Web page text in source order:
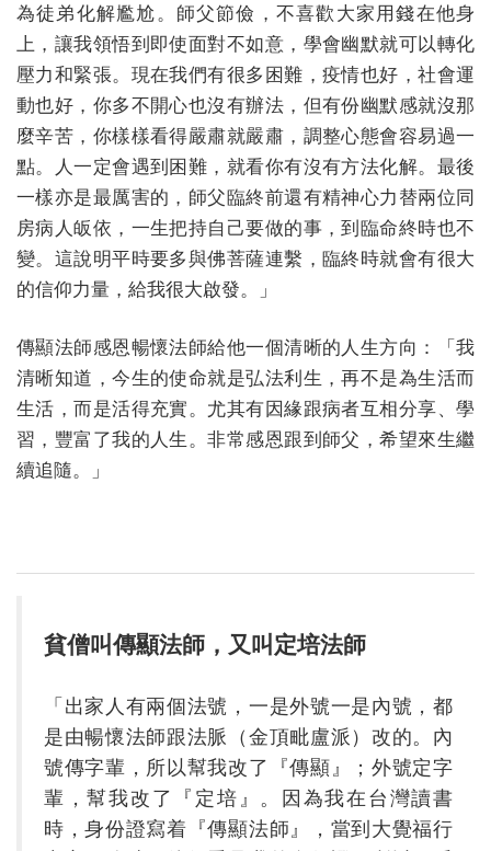
為徒弟化解尷尬。師父節儉，不喜歡大家用錢在他身
上，讓我領悟到即使面對不如意，學會幽默就可以轉化
壓力和緊張。現在我們有很多困難，疫情也好，社會運
動也好，你多不開心也沒有辦法，但有份幽默感就沒那
麼辛苦，你樣樣看得嚴肅就嚴肅，調整心態會容易過一
點。人一定會遇到困難，就看你有沒有方法化解。最後
一樣亦是最厲害的，師父臨終前還有精神心力替兩位同
房病人皈依，一生把持自己要做的事，到臨命終時也不
變。這說明平時要多與佛菩薩連繫，臨終時就會有很大
的信仰力量，給我很大啟發。」
傳顯法師感恩暢懷法師給他一個清晰的人生方向：「我
清晰知道，今生的使命就是弘法利生，再不是為生活而
生活，而是活得充實。尤其有因緣跟病者互相分享、學
習，豐富了我的人生。非常感恩跟到師父，希望來生繼
續追隨。」
貧僧叫傳顯法師，又叫定培法師
「出家人有兩個法號，一是外號一是內號，都
是由暢懷法師跟法脈（金頂毗盧派）改的。內
號傳字輩，所以幫我改了『傳顯』；外號定字
輩，幫我改了『定培』。因為我在台灣讀書
時，身份證寫着『傳顯法師』，當到大覺福行